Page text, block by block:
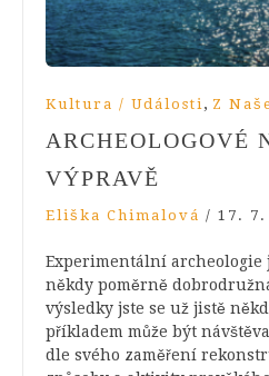
Kultura / Události , Z
ARCHEOLOGOVÉ
VÝPRAVĚ
Eliška Chimalová / 17. 7.
Experimentální archeologie
někdy poměrně
výsledky jste se už jistě
příkladem může být
dle svého zaměření